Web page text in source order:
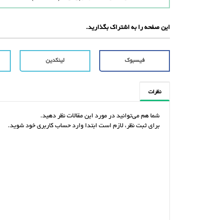
این صفحه را به اشتراک بگذارید.
فیسبوک لینکدین
نظرات
شما هم می‌توانید در مورد این مقالات نظر دهید.
برای ثبت نظر، لازم است ابتدا وارد حساب کاربری خود شوید.